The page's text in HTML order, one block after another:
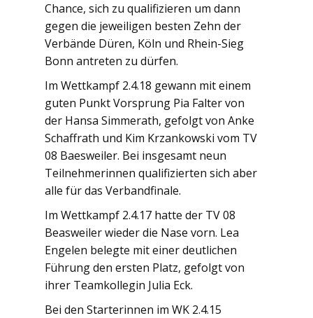
Chance, sich zu qualifizieren um dann
gegen die jeweiligen besten Zehn der
Verbände Düren, Köln und Rhein-Sieg
Bonn antreten zu dürfen.
Im Wettkampf 2.4.18 gewann mit einem
guten Punkt Vorsprung Pia Falter von
der Hansa Simmerath, gefolgt von Anke
Schaffrath und Kim Krzankowski vom TV
08 Baesweiler. Bei insgesamt neun
Teilnehmerinnen qualifizierten sich aber
alle für das Verbandfinale.
Im Wettkampf 2.4.17 hatte der TV 08
Beasweiler wieder die Nase vorn. Lea
Engelen belegte mit einer deutlichen
Führung den ersten Platz, gefolgt von
ihrer Teamkollegin Julia Eck.
Bei den Starterinnen im WK 2.4.15